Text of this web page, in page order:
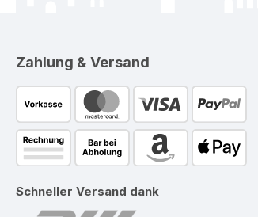
Zahlung & Versand
Schneller Versand dank